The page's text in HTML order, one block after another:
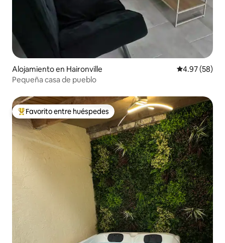
Alojamiento en Haironville Calificación
4.97 (58)
Pequeña casa de pueblo
Favorito entre huéspedes preferido
Favorito entre huéspedes